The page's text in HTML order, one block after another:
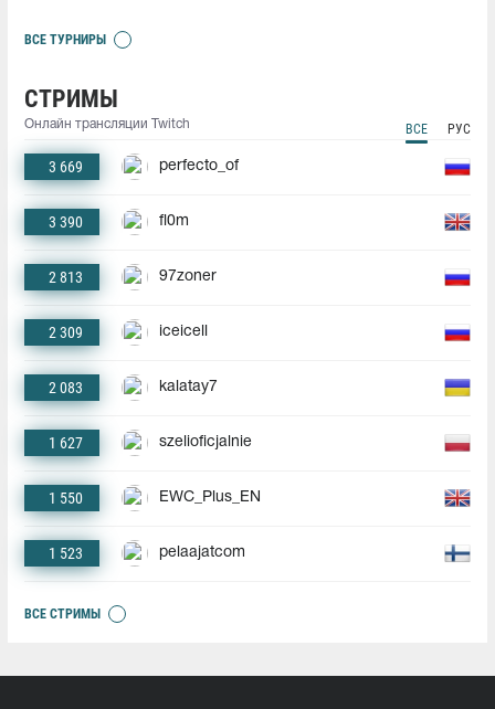
ВСЕ ТУРНИРЫ
СТРИМЫ
Онлайн трансляции Twitch ВСЕ РУС
3 669 perfecto_of
3 390 fl0m
2 813 97zoner
2 309 iceicell
2 083 kalatay7
1 627 szelioficjalnie
1 550 EWC_Plus_EN
1 523 pelaajatcom
ВСЕ СТРИМЫ